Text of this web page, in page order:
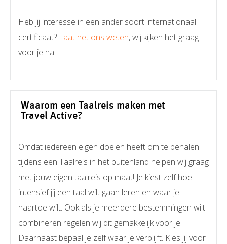
Heb jij interesse in een ander soort internationaal
certificaat? Laat het ons weten, wij kijken het graag
voor je na!
Waarom een Taalreis maken met
Travel Active?
Omdat iedereen eigen doelen heeft om te behalen
tijdens een Taalreis in het buitenland helpen wij graag
met jouw eigen taalreis op maat! Je kiest zelf hoe
intensief jij een taal wilt gaan leren en waar je
naartoe wilt. Ook als je meerdere bestemmingen wilt
combineren regelen wij dit gemakkelijk voor je.
Daarnaast bepaal je zelf waar je verblijft. Kies jij voor